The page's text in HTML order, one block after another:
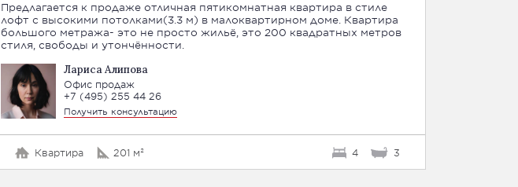
Предлагается к продаже отличная пятикомнатная квартира в стиле
лофт с высокими потолками(3.3 м) в малоквартирном доме. Квартира
большого метража- это не просто жильё, это 200 квадратных метров
стиля, свободы и утончённости.
Лариса Алипова
Офис продаж
+7 (495) 255 44 26
Получить консультацию
Квартира 201 м² 4 3